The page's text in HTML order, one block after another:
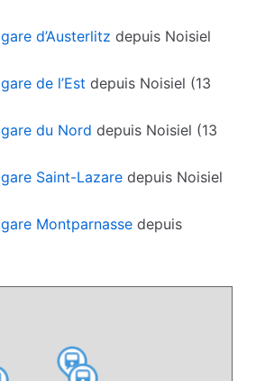
gare d’Austerlitz depuis Noisiel
gare de l’Est depuis Noisiel (13
gare du Nord depuis Noisiel (13
gare Saint-Lazare depuis Noisiel
gare Montparnasse depuis